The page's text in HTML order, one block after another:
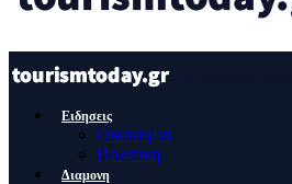
Ειδησεις
Οικονομια
Πολιτικη
Διαμονη